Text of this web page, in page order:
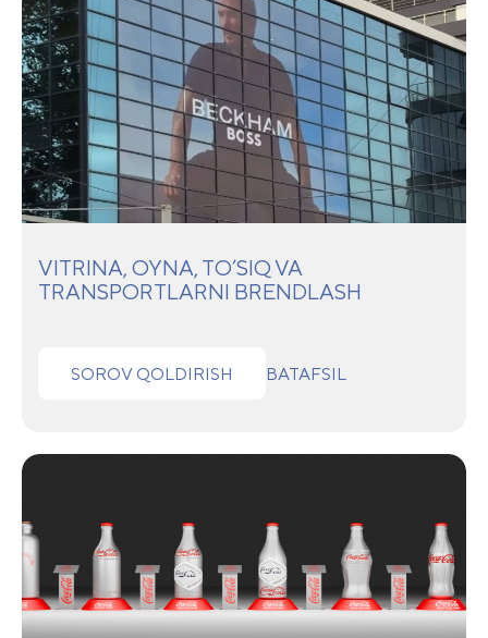
VITRINA, OYNA, TO’SIQ VA
TRANSPORTLARNI BRENDLASH
SOROV QOLDIRISH BATAFSIL